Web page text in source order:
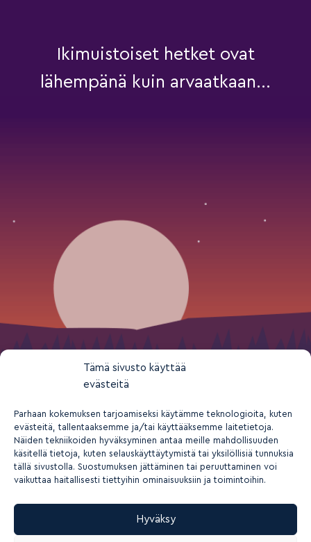
Tämä sivusto käyttää
evästeitä
Parhaan kokemuksen tarjoamiseksi käytämme teknologioita, kuten
evästeitä, tallentaaksemme ja/tai käyttääksemme laitetietoja.
Näiden tekniikoiden hyväksyminen antaa meille mahdollisuuden
käsitellä tietoja, kuten selauskäyttäytymistä tai yksilöllisiä tunnuksia
tällä sivustolla. Suostumuksen jättäminen tai peruuttaminen voi
vaikuttaa haitallisesti tiettyihin ominaisuuksiin ja toimintoihin.
Hyväksy
Ikimuistoiset hetket ovat
lähempänä kuin arvaatkaan...
2026 © Suomen nuorisokeskusyhdistys ry